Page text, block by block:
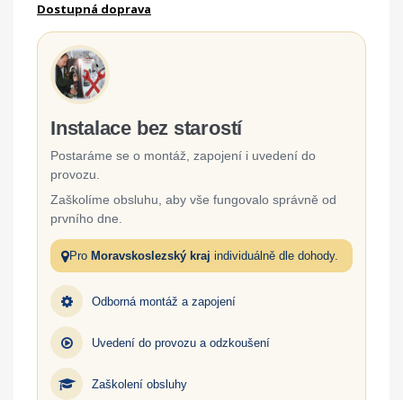
Dostupná doprava
Instalace bez starostí
Postaráme se o montáž, zapojení i uvedení do
provozu.
Zaškolíme obsluhu, aby vše fungovalo správně od
prvního dne.
Pro Moravskoslezský kraj individuálně dle dohody.
Odborná montáž a zapojení
Uvedení do provozu a odzkoušení
Zaškolení obsluhy